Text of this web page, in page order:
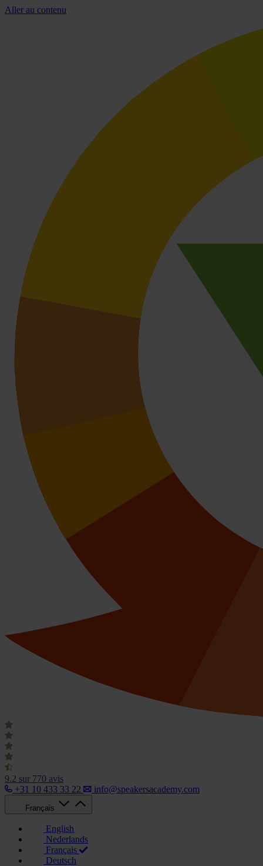
Aller au contenu
9.2 sur 770 avis
+31 10 433 33 22
info@speakersacademy.com
Français
English
Nederlands
Français
Deutsch